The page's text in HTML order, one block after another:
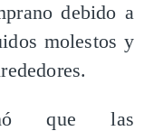
debido a
molestos y
que las